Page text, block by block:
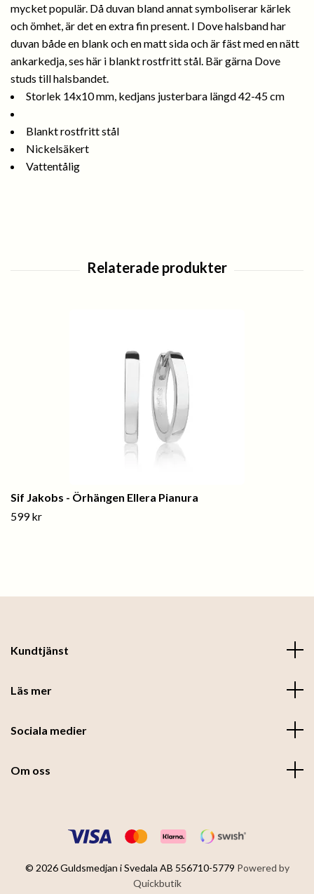
mycket populär. Då duvan bland annat symboliserar kärlek
och ömhet, är det en extra fin present. I Dove halsband har
duvan både en blank och en matt sida och är fäst med en nätt
ankarkedja, ses här i blankt rostfritt stål. Bär gärna Dove
studs till halsbandet.
Storlek 14x10 mm, kedjans justerbara längd 42-45 cm
Blankt rostfritt stål
Nickelsäkert
Vattentålig
Sif Jakobs - Örhängen Ellera Pianura
599 kr
Kundtjänst
Läs mer
Sociala medier
Om oss
© 2026 Guldsmedjan i Svedala AB 556710-5779 Powered by
Quickbutik